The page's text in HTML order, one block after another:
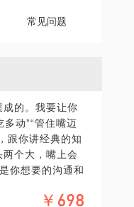
常见问题
的。我要让你
动”“管住嘴迈
跟你讲经典的知
个大，嘴上会
你想要的沟通和
是我；实现减肥
￥698